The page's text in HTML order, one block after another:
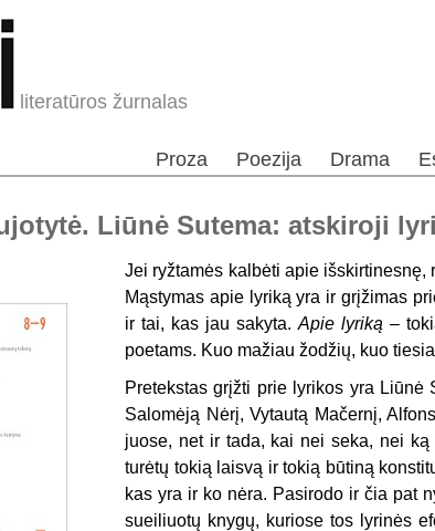
literatūros žurnalas
Proza Poezija Drama
Liūnė Sutema: atskiroji
Jei ryžtamės kalbėti apie
Mąstymas apie lyriką yra ir grįžimas
ir tai, kas jau sakyta. Apie lyriką –
poetams. Kuo mažiau žodžių, kuo
Pretekstas grįžti prie lyrikos yra Liūnė
Salomėją Nėrį, Vytautą Mačernį,
juose, net ir tada, kai nei seka, nei
turėtų tokią laisvą ir tokią būtiną
kas yra ir ko nėra. Pasirodo ir čia pat
sueiliuotų knygų, kuriose tos lyrinės